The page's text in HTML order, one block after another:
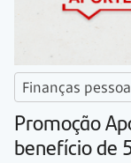
Finanças
Promoção
benefício de